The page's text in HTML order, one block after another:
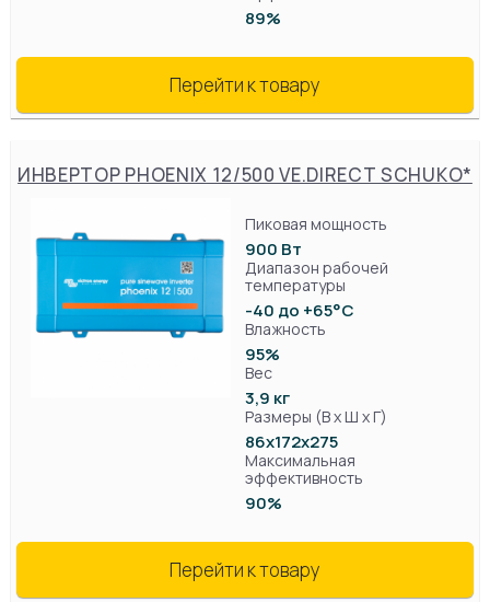
89%
Перейти к товару
ИНВЕРТОР PHOENIX 12/500 VE.DIRECT SCHUKO*
Пиковая мощность
900 Вт
Диапазон рабочей
температуры
-40 до +65°C
Влажность
95%
Вес
3,9 кг
Размеры (В х Ш х Г)
86x172x275
Максимальная
эффективность
90%
Перейти к товару